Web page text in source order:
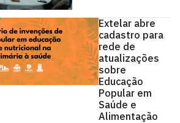
Extelar abre
cadastro para
rede de
atualizações
sobre
Educação
Popular em
Saúde e
Alimentação